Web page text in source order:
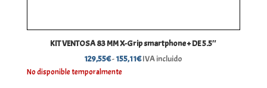
KIT VENTOSA 83 MM X-Grip smartphone + DE 5.5″
129,55€-155,11€Rango
IVA incluido
No disponible temporalmente